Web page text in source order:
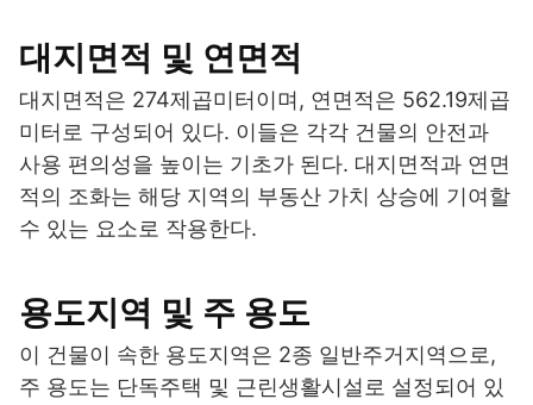
대지면적 및 연면적
대지면적은 274제곱미터이며, 연면적은 562.19제곱
미터로 구성되어 있다. 이들은 각각 건물의 안전과
사용 편의성을 높이는 기초가 된다. 대지면적과 연면
적의 조화는 해당 지역의 부동산 가치 상승에 기여할
수 있는 요소로 작용한다.
용도지역 및 주 용도
이 건물이 속한 용도지역은 2종 일반주거지역으로,
주 용도는 단독주택 및 근린생활시설로 설정되어 있